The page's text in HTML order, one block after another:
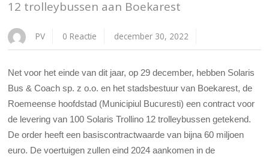
12 trolleybussen aan Boekarest
PV 0 Reactie december 30, 2022
Net voor het einde van dit jaar, op 29 december, hebben Solaris
Bus & Coach sp. z o.o. en het stadsbestuur van Boekarest, de
Roemeense hoofdstad (Municipiul Bucuresti) een contract voor
de levering van 100 Solaris Trollino 12 trolleybussen getekend.
De order heeft een basiscontractwaarde van bijna 60 miljoen
euro. De voertuigen zullen eind 2024 aankomen in de